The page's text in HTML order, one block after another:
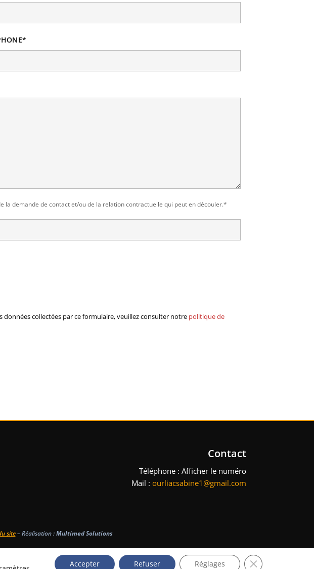
demande de contact et/ou de la relation contractuelle qui peut en découler.*
collectées par ce formulaire, veuillez consulter notre politique de
Contact
Téléphone : Afficher le numéro
Mail : ourliacsabine1@gmail.com
site– Réalisation :Multimed Solutions
Accepter Refuser Réglages Fermer la